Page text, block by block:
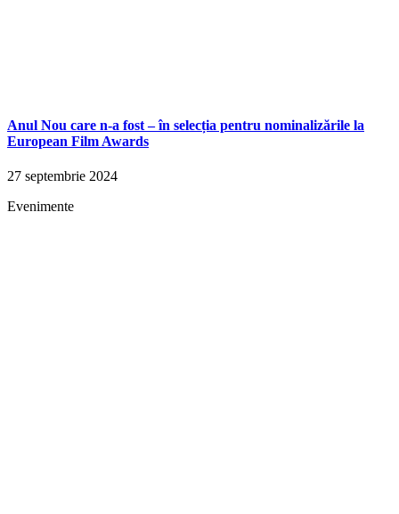
Anul Nou care n-a fost – în selecția pentru nominalizările la
European Film Awards
27 septembrie 2024
Evenimente